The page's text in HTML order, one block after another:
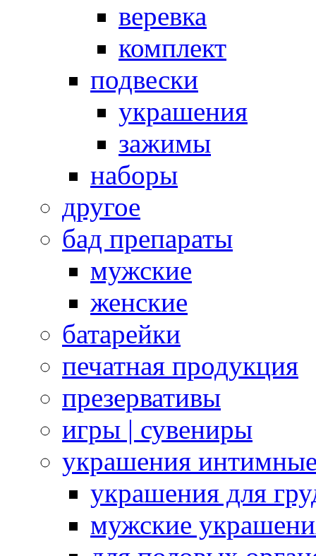
веревка
комплект
подвески
украшения
зажимы
наборы
другое
бад препараты
мужские
женские
батарейки
печатная продукция
презервативы
игры | сувениры
украшения
украшения для
мужские